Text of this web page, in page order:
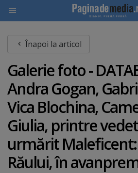
main
content
Înapoi la articol
Galerie foto -
Andra Gogan,
Vica Blochina,
Giulia, printre
urmărit
Răului, în